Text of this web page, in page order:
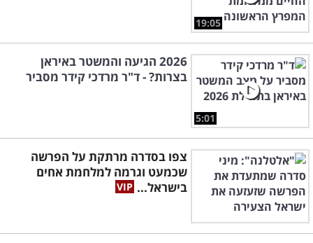
19:05
5:01
2026 הגיעה והמשטר באיראן
בצרות? - ד"ר מרדכי קידר מסביר
צפו בסדרה מרתקת על הפרשה
שכמעט וגרמה למלחמת אחים
בישראל...